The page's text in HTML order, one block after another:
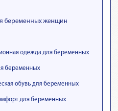
беременных женщин
одежда для беременных
беременных
обувь для беременных
для беременных